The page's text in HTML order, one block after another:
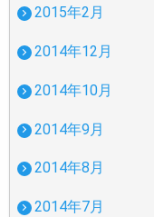
2015年2月
2014年12月
2014年10月
2014年9月
2014年8月
2014年7月